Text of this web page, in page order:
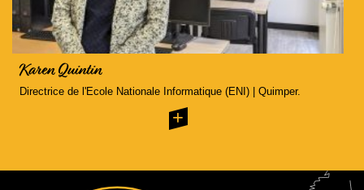
Karen Quintin
Directrice de l'Ecole Nationale Informatique (ENI) | Quimper.
+